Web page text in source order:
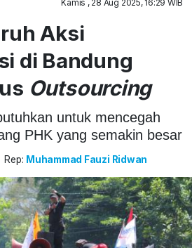
Kamis , 28 Aug 2025, 16:29 WIB
Aksi
di Bandung
Outsourcing
untuk mencegah
PHK yang semakin besar
Rep: Muhammad Fauzi Ridwan